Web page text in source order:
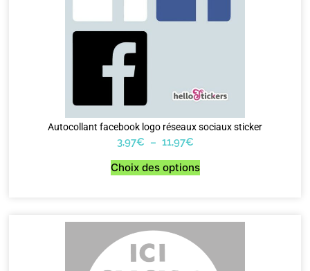
Autocollant facebook logo réseaux sociaux sticker
3,97€ – 11,97€
Choix des options